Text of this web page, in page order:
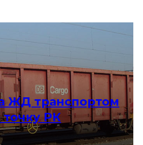
ЖД транспортом
РК